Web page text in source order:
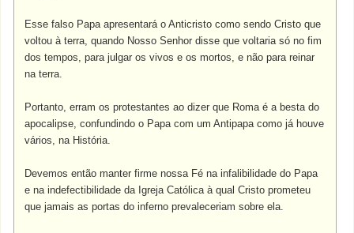
Esse falso Papa apresentará o Anticristo como sendo Cristo que
voltou à terra, quando Nosso Senhor disse que voltaria só no fim
dos tempos, para julgar os vivos e os mortos, e não para reinar
na terra.
Portanto, erram os protestantes ao dizer que Roma é a besta do
apocalipse, confundindo o Papa com um Antipapa como já houve
vários, na História.
Devemos então manter firme nossa Fé na infalibilidade do Papa
e na indefectibilidade da Igreja Católica à qual Cristo prometeu
que jamais as portas do inferno prevaleceriam sobre ela.